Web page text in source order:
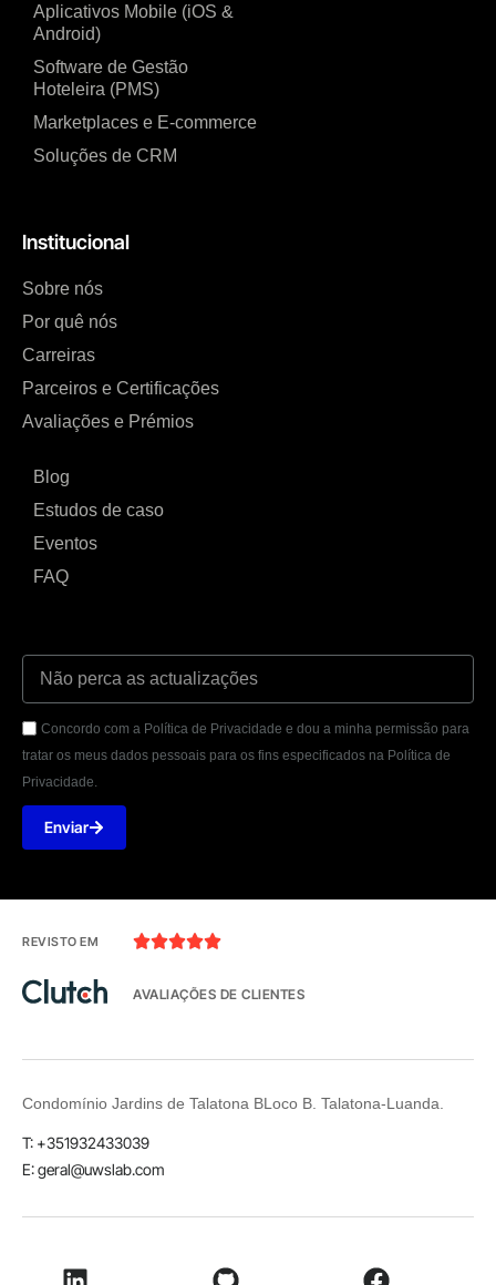
Aplicativos Mobile (iOS &
Android)
Software de Gestão
Hoteleira (PMS)
Marketplaces e E-commerce
Soluções de CRM
Institucional
Sobre nós
Por quê nós
Carreiras
Parceiros e Certificações
Avaliações e Prémios
Blog
Estudos de caso
Eventos
FAQ
Concordo com a Política de Privacidade e dou a minha permissão para
tratar os meus dados pessoais para os fins especificados na Política de
Privacidade.
Enviar
REVISTO EM 
AVALIAÇÕES DE CLIENTES
Condomínio Jardins de Talatona BLoco B. Talatona-Luanda.
T: +351932433039
E: geral@uwslab.com